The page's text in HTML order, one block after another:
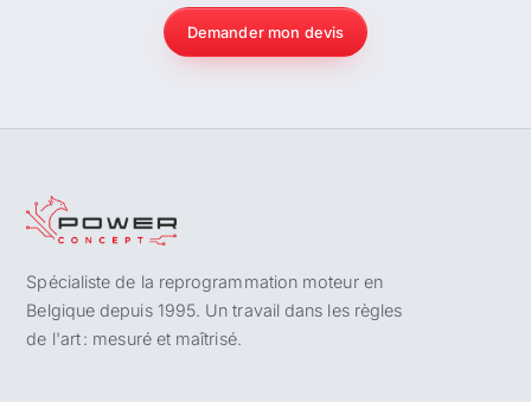
Demander mon devis
Spécialiste de la reprogrammation moteur en
Belgique depuis 1995. Un travail dans les règles
de l'art : mesuré et maîtrisé.